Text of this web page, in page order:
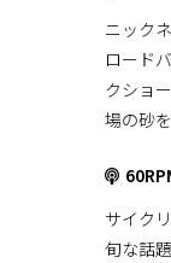
ニック
ロード
クショ
場の砂
サイク
旬な話